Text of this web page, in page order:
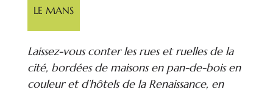
LE MANS
Laissez-vous conter les rues et ruelles de la
cité, bordées de maisons en pan-de-bois en
couleur et d’hôtels de la Renaissance, en